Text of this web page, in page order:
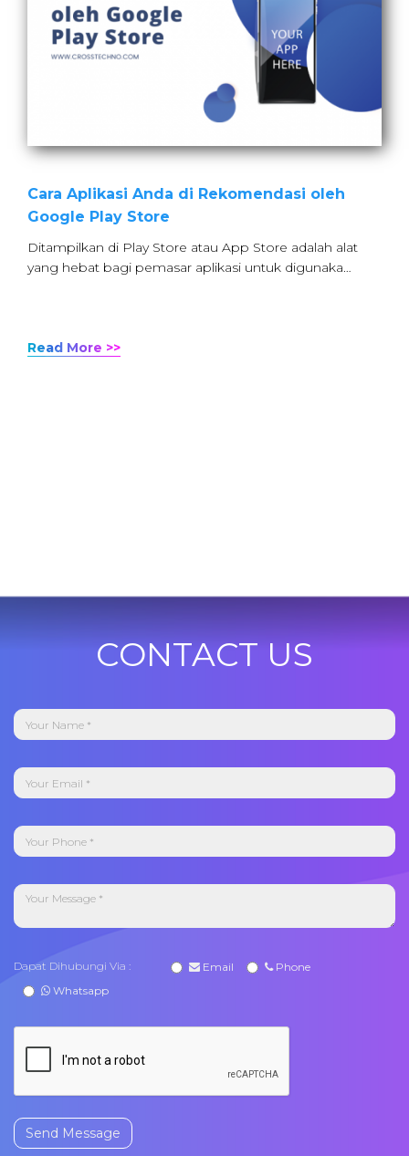
Cara Aplikasi Anda di Rekomendasi oleh
Google Play Store
Ditampilkan di Play Store atau App Store adalah alat
yang hebat bagi pemasar aplikasi untuk digunaka…
Read More >>
CONTACT US
Dapat Dihubungi Via : Email
Phone
Whatsapp
Send Message